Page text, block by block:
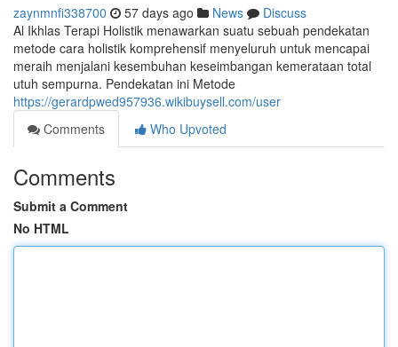
zaynmnfi338700 57 days ago News
Discuss
Al Ikhlas Terapi Holistik menawarkan suatu sebuah pendekatan
metode cara holistik komprehensif menyeluruh untuk mencapai
meraih menjalani kesembuhan keseimbangan kemerataan total
utuh sempurna. Pendekatan ini Metode
https://gerardpwed957936.wikibuysell.com/user
Comments
Who Upvoted
Comments
Submit a Comment
No HTML